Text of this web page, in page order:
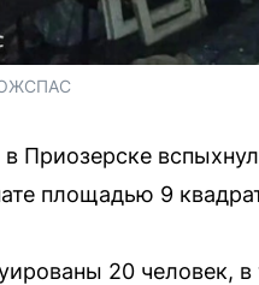
в Приозерске
площадью 9
20 человек,